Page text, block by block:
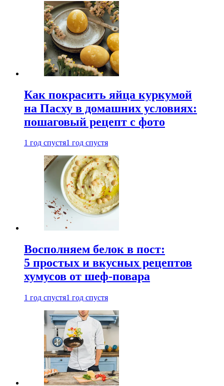
Как покрасить яйца куркумой
на Пасху в домашних условиях:
пошаговый рецепт с фото
1 год спустя1 год спустя
Восполняем белок в пост:
5 простых и вкусных рецептов
хумусов от шеф-повара
1 год спустя1 год спустя